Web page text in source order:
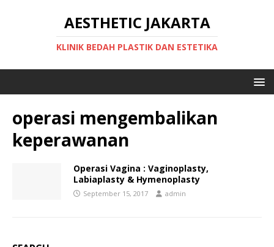
AESTHETIC JAKARTA
KLINIK BEDAH PLASTIK DAN ESTETIKA
operasi mengembalikan
keperawanan
Operasi Vagina : Vaginoplasty,
Labiaplasty & Hymenoplasty
September 15, 2017 admin